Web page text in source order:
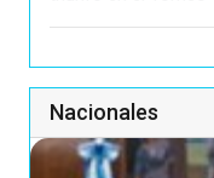
Nacionales